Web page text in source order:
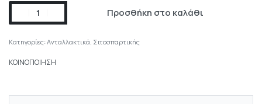
Προσθήκη στο καλάθι
Κατηγορίες: Ανταλλακτικά Σιτοσπαρτικής
ΚΟΙΝΟΠΟΙΗΣΗ